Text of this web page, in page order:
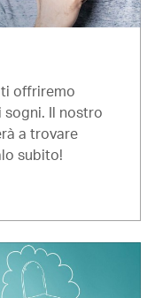
offriremo
Il nostro
a trovare
subito!